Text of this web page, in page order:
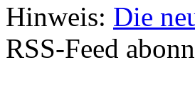
Hinweis: Die
RSS-Feed